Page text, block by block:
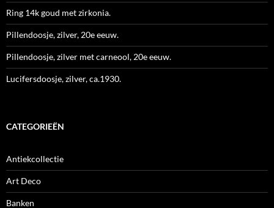
Ring 14k goud met zirkonia.
Pillendoosje, zilver, 20e eeuw.
Pillendoosje, zilver met carneool, 20e eeuw.
Lucifersdoosje, zilver, ca.1930.
CATEGORIEËN
Antiekcollectie
Art Deco
Banken